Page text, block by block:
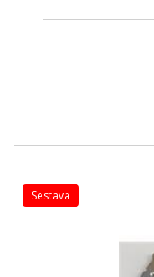
sestava